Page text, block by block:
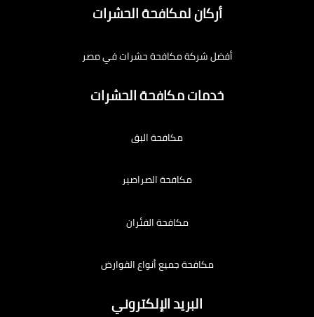
أركان لمكافحة الحشرات
أفضل شركة مكافحة حشرات في مصر
خدمات مكافحة الحشرات
مكافحة البق
مكافحة الصراصير
مكافحة الفئران
مكافحة جميع أنواع القوارض
البريد الإلكتروني